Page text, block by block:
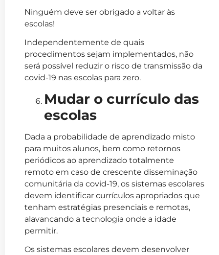
Ninguém deve ser obrigado a voltar às
escolas!
Independentemente de quais
procedimentos sejam implementados, não
será possível reduzir o risco de transmissão da
covid-19 nas escolas para zero.
Mudar o currículo das
escolas
Dada a probabilidade de aprendizado misto
para muitos alunos, bem como retornos
periódicos ao aprendizado totalmente
remoto em caso de crescente disseminação
comunitária da covid-19, os sistemas escolares
devem identificar currículos apropriados que
tenham estratégias presenciais e remotas,
alavancando a tecnologia onde a idade
permitir.
Os sistemas escolares devem desenvolver